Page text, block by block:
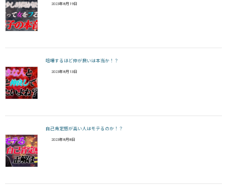
2023年8月19日
喧嘩するほど仲が良いは本当か！？
2023年8月13日
自己肯定感が高い人はモテるのか！？
2023年8月8日